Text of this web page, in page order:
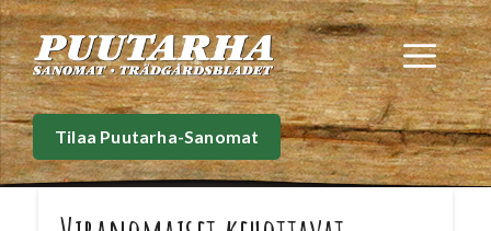
Siirry
sisältöön
Tilaa Puutarha-Sanomat